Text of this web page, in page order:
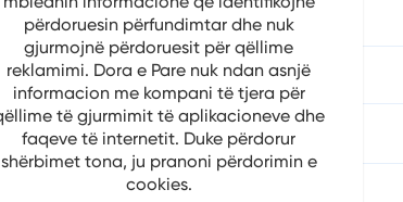
Femër
Muaji
Konfirmoni fjalëkalimin
përdoruesin përfundimtar dhe nuk
gjurmojnë përdoruesit për qëllime
reklamimi. Dora e Pare nuk ndan asnjë
informacion me kompani të tjera për
të gjurmimit të aplikacioneve dhe
faqeve të internetit. Duke përdorur
shërbimet tona, ju pranoni përdorimin e
cookies.